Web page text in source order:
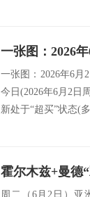
一张图：2026年6月
今日(2026年6月2日
新处于“超买”状态(
周二（6月2日）亚